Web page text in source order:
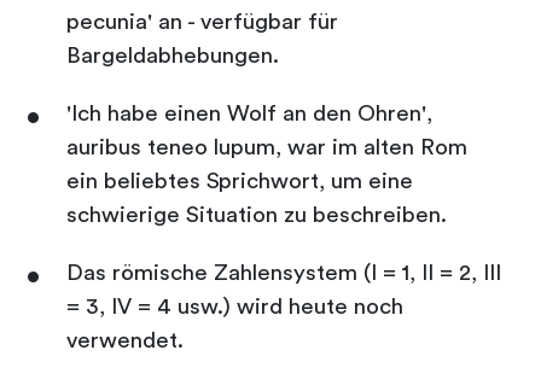
pecunia' an - verfügbar für
Bargeldabhebungen.
'Ich habe einen Wolf an den Ohren',
auribus teneo lupum, war im alten Rom
ein beliebtes Sprichwort, um eine
schwierige Situation zu beschreiben.
Das römische Zahlensystem (I = 1, II = 2, III
= 3, IV = 4 usw.) wird heute noch
verwendet.